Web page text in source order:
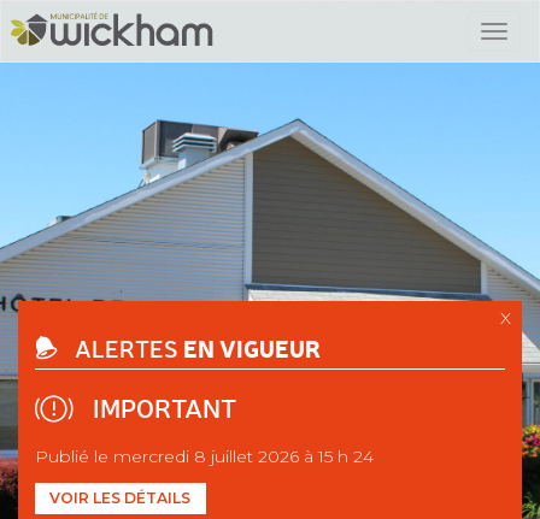
X
ALERTES EN VIGUEUR
IMPORTANT
Publié le mercredi 8 juillet 2026 à 15 h 24
VOIR LES DÉTAILS